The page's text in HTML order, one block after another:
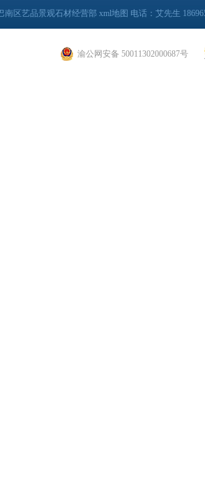
南区艺品景观石材经营部 xml地图 电话：艾先生
渝公网安备 50011302000687号